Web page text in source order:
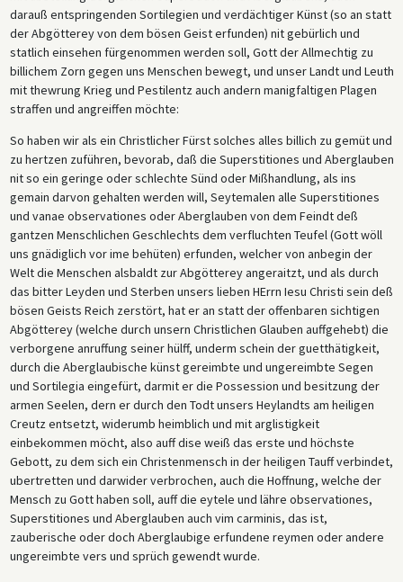
darauß entspringenden Sortilegien und verdächtiger Künst (so an statt
der Abgötterey von dem bösen Geist erfunden) nit gebürlich und
statlich einsehen fürgenommen werden soll, Gott der Allmechtig zu
billichem Zorn gegen uns Menschen bewegt, und unser Landt und Leuth
mit thewrung Krieg und Pestilentz auch andern manigfaltigen Plagen
straffen und angreiffen möchte:
So haben wir als ein Christlicher Fürst solches alles billich zu gemüt und
zu hertzen zuführen, bevorab, daß die Superstitiones und Aberglauben
nit so ein geringe oder schlechte Sünd oder Mißhandlung, als ins
gemain darvon gehalten werden will, Seytemalen alle Superstitiones
und vanae observationes oder Aberglauben von dem Feindt deß
gantzen Menschlichen Geschlechts dem verfluchten Teufel (Gott wöll
uns gnädiglich vor ime behüten) erfunden, welcher von anbegin der
Welt die Menschen alsbaldt zur Abgötterey angeraitzt, und als durch
das bitter Leyden und Sterben unsers lieben HErrn Iesu Christi sein deß
bösen Geists Reich zerstört, hat er an statt der offenbaren sichtigen
Abgötterey (welche durch unsern Christlichen Glauben auffgehebt) die
verborgene anruffung seiner hülff, underm schein der guetthätigkeit,
durch die Aberglaubische künst gereimbte und ungereimbte Segen
und Sortilegia eingefürt, darmit er die Possession und besitzung der
armen Seelen, dern er durch den Todt unsers Heylandts am heiligen
Creutz entsetzt, widerumb heimblich und mit arglistigkeit
einbekommen möcht, also auff dise weiß das erste und höchste
Gebott, zu dem sich ein Christenmensch in der heiligen Tauff verbindet,
ubertretten und darwider verbrochen, auch die Hoffnung, welche der
Mensch zu Gott haben soll, auff die eytele und lähre observationes,
Superstitiones und Aberglauben auch vim carminis, das ist,
zauberische oder doch Aberglaubige erfundene reymen oder andere
ungereimbte vers und sprüch gewendt wurde.